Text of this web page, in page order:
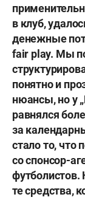
в клуб,
денежные
fair play. Мы
понятно и
нюансы, но у
равнялся
за
стало то, что
со спонсор-
те средства,